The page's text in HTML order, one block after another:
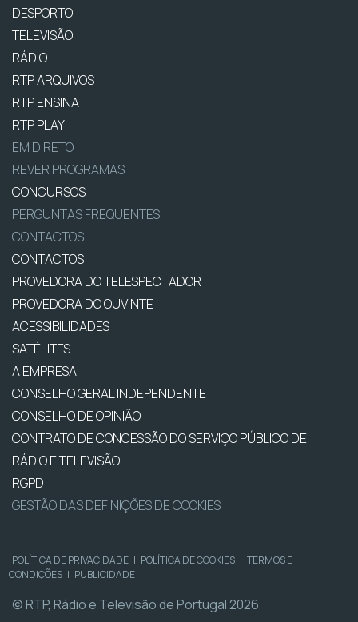
DESPORTO
TELEVISÃO
RÁDIO
RTP ARQUIVOS
RTP ENSINA
RTP PLAY
EM DIRETO
REVER PROGRAMAS
CONCURSOS
PERGUNTAS FREQUENTES
CONTACTOS
CONTACTOS
PROVEDORA DO TELESPECTADOR
PROVEDORA DO OUVINTE
ACESSIBILIDADES
SATÉLITES
A EMPRESA
CONSELHO GERAL INDEPENDENTE
CONSELHO DE OPINIÃO
CONTRATO DE CONCESSÃO DO SERVIÇO PÚBLICO DE
RÁDIO E TELEVISÃO
RGPD
GESTÃO DAS DEFINIÇÕES DE COOKIES
POLÍTICA DE PRIVACIDADE | POLÍTICA DE COOKIES | TERMOS E
CONDIÇÕES | PUBLICIDADE
© RTP, Rádio e Televisão de Portugal 2026